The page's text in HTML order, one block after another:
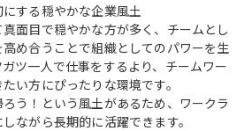
する穏やかな企業風土
面目で穏やかな方が多く、チームとし
め合うことで組織としてのパワーを生
ツ一人で仕事をするより、チームワー
い方にぴったりな環境です。
う！という風土があるため、ワークラ
ながら長期的に活躍できます。